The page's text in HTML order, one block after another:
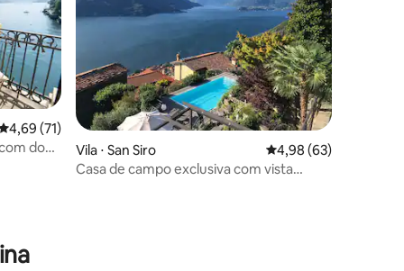
de uma avaliação média de 5, 71 avaliações
4,69 (71)
doca
Vila ⋅ San Siro 4,98 de uma
4,98 (63)
Casa de campo exclusiva com vista